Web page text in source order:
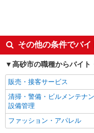
入社日応相談
経験者・有資格者歓迎
女性活躍中
フリーター歓迎
ブランクOK
エルダー（50代～）活躍中
高収入・高額
その他の条件でバ
高砂市の職種からバイ
販売・接客サービス
清掃・警備・ビルメンテナン
設備管理
ファッション・アパレル